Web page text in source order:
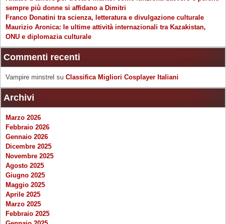
sempre più donne si affidano a Dimitri
Franco Donatini tra scienza, letteratura e divulgazione culturale
Maurizio Aronica: le ultime attività internazionali tra Kazakistan,
ONU e diplomazia culturale
Commenti recenti
Vampire minstrel su Classifica Migliori Cosplayer Italiani
Archivi
Marzo 2026
Febbraio 2026
Gennaio 2026
Dicembre 2025
Novembre 2025
Agosto 2025
Giugno 2025
Maggio 2025
Aprile 2025
Marzo 2025
Febbraio 2025